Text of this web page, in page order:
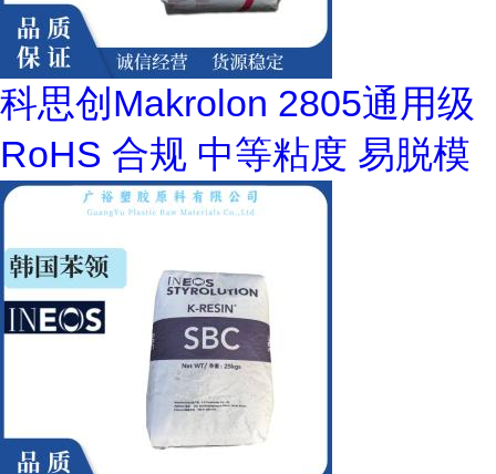
科思创Makrolon 2805通用级
RoHS 合规 中等粘度 易脱模